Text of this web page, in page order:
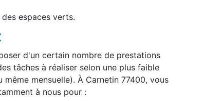
espaces verts.
d'un certain nombre de prestations
tâches à réaliser selon une plus faible
mensuelle). À Carnetin 77400, vous
à nous pour :